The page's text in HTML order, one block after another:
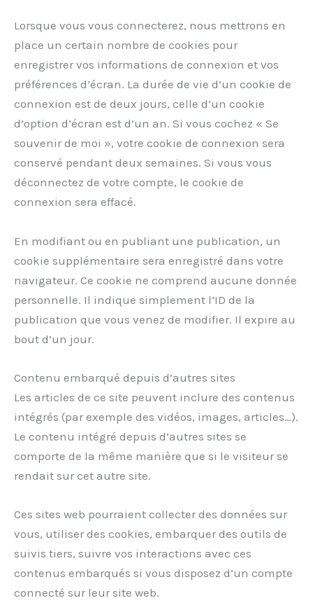
Lorsque vous vous connecterez, nous mettrons en
place un certain nombre de cookies pour
enregistrer vos informations de connexion et vos
préférences d’écran. La durée de vie d’un cookie de
connexion est de deux jours, celle d’un cookie
d’option d’écran est d’un an. Si vous cochez « Se
souvenir de moi », votre cookie de connexion sera
conservé pendant deux semaines. Si vous vous
déconnectez de votre compte, le cookie de
connexion sera effacé.
En modifiant ou en publiant une publication, un
cookie supplémentaire sera enregistré dans votre
navigateur. Ce cookie ne comprend aucune donnée
personnelle. Il indique simplement l’ID de la
publication que vous venez de modifier. Il expire au
bout d’un jour.
Contenu embarqué depuis d’autres sites
Les articles de ce site peuvent inclure des contenus
intégrés (par exemple des vidéos, images, articles…).
Le contenu intégré depuis d’autres sites se
comporte de la même manière que si le visiteur se
rendait sur cet autre site.
Ces sites web pourraient collecter des données sur
vous, utiliser des cookies, embarquer des outils de
suivis tiers, suivre vos interactions avec ces
contenus embarqués si vous disposez d’un compte
connecté sur leur site web.